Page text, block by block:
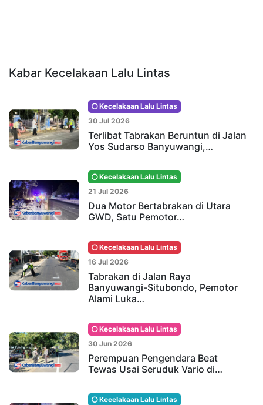
Kabar Kecelakaan Lalu Lintas
Kecelakaan Lalu Lintas
30 Jul 2026
Terlibat Tabrakan Beruntun di Jalan
Yos Sudarso Banyuwangi,…
Kecelakaan Lalu Lintas
21 Jul 2026
Dua Motor Bertabrakan di Utara
GWD, Satu Pemotor…
Kecelakaan Lalu Lintas
16 Jul 2026
Tabrakan di Jalan Raya
Banyuwangi-Situbondo, Pemotor
Alami Luka…
Kecelakaan Lalu Lintas
30 Jun 2026
Perempuan Pengendara Beat
Tewas Usai Seruduk Vario di…
Kecelakaan Lalu Lintas